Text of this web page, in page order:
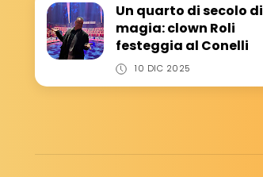
Un quarto di secolo di
magia: clown Roli
festeggia al Conelli
10 DIC 2025